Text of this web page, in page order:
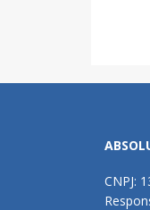
CNPJ: